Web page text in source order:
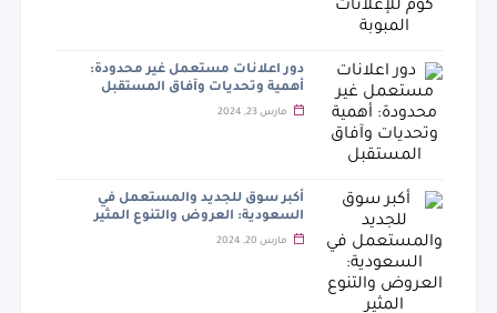
دور اعلانات مستعمل غير محدودة:
أهمية وتحديات وآفاق المستقبل
مارس 23, 2024
أكبر سوق للجديد والمستعمل في
السعودية: العروض والتنوع المثير
مارس 20, 2024